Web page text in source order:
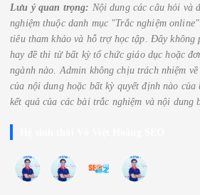
Lưu ý quan trọng: Nội dung các câu hỏi và
nghiệm thuộc danh mục "Trắc nghiệm
tiêu tham khảo và hỗ trợ học tập. Đây
hay đề thi từ bất kỳ tổ chức giáo dục hoặc
ngành nào. Admin không chịu trách nhiệm
của nội dung hoặc bất kỳ quyết định nào
kết quả của các bài trắc nghiệm và nội dung